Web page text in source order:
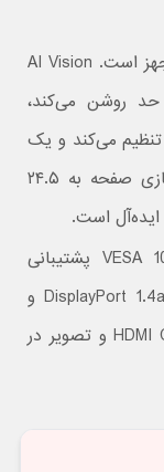
به چند قابلیت ویژه گیمینگ مجهز است. AI Vision
حد روشن می‌کند،
می‌کند و یک
ویژگی جذاب دیگر امکان کوچک‌سازی مجازی صفحه به ۲۴.۵
ایده‌آل است.
پایه کاملا قابل تنظیم بوده و از VESA 100×100 پشتیبانی
می‌کند. درگاه‌ها شامل دو HDMI 2.1، یک DisplayPort 1.4a و
جک ۳.۵ میلی‌متری هدفون می‌شود و HDMI CEC و تصویر در